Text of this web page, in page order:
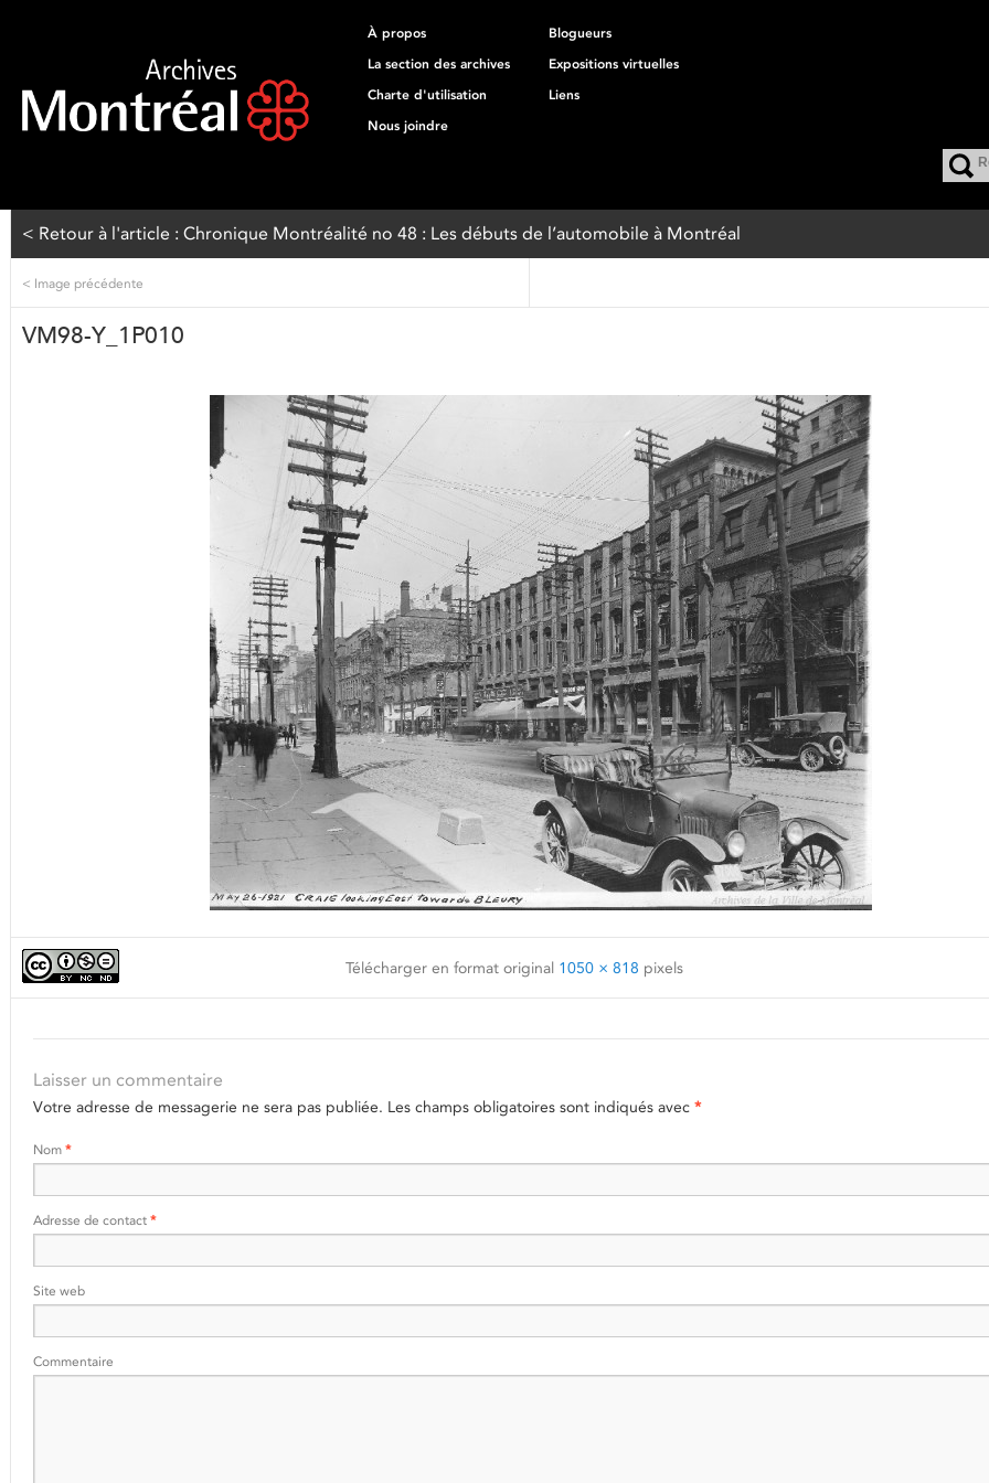
À propos
Blogueurs
La section des archives
Expositions virtuelles
Charte d'utilisation
Liens
Nous joindre
< Retour à l'article : Chronique Montréalité no 48 : Les débuts de l’automobile à Montréal
< Image précédente
VM98-Y_1P010
Télécharger en format original 1050 × 818 pixels
Laisser un commentaire
Votre adresse de messagerie ne sera pas publiée. Les champs obligatoires sont indiqués avec *
Nom *
Adresse de contact *
Site web
Commentaire